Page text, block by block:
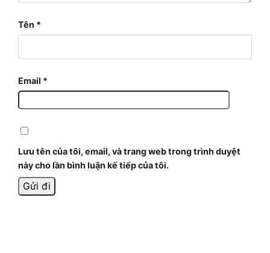
Tên *
Email *
Lưu tên của tôi, email, và trang web trong trình duyệt
này cho lần bình luận kế tiếp của tôi.